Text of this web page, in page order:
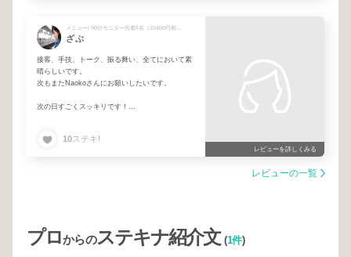
ざぶ
接客、手技、トーク、振る舞い、全てにおいて素
晴らしいです。
次もまたNaokoさんにお願いしたいです。
次の日すごくスッキリです！
10ステキ!
レビューを詳しくみる
レビューの一覧
プロからのステキナ紹介文(1件)